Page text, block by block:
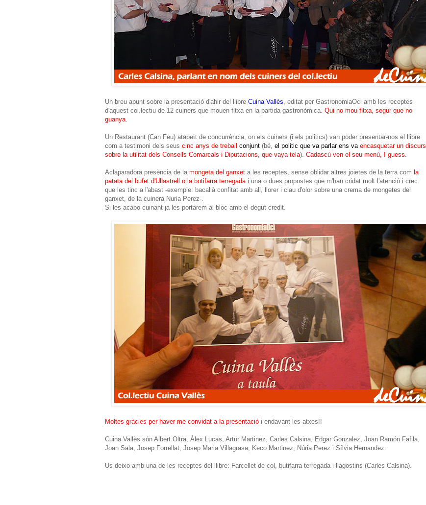
Un breu apunt sobre la presentació d'ahir del llibre Cuina Vallès , editat per GastronomiaOci amb les receptes
d'aquest col.lectiu de 12 cuiners que mouen fitxa en la partida gastronòmica. Qui no mou fitxa, segur que no
guanya.
Un Restaurant (Can Feu) atapeït de concurrència, on els cuiners (i els politics) van poder presentar-nos el llibre
com a testimoni dels seus cinc anys de treball conjunt (bé, el politic que va parlar ens va encasquetar un discurs
sobre la utilitat dels Consells Comarcals i Diputacions, que vaya tela). Cadascú ven el seu menú, I guess.
Aclaparadora presència de la mongeta del ganxet a les receptes, sense oblidar altres joietes de la terra com la
patata del bufet d'Ullastrell o la botifarra terregada i una o dues propostes que m'han cridat molt l'atenció i crec
que les tinc a l'abast -exemple: bacallà confitat amb all, llorer i clau d'olor sobre una crema de mongetes del
ganxet, de la cuinera Nuria Perez-.
Si les acabo cuinant ja les portarem al bloc amb el degut credit.
Moltes gràcies per haver-me convidat a la presentació i endavant les atxes!!
Cuina Vallès són Albert Oltra, Àlex Lucas, Artur Martinez, Carles Calsina, Edgar Gonzalez, Joan Ramón Fafila,
Joan Sala, Josep Forrellat, Josep Maria Villagrasa, Keco Martinez, Núria Perez i Sílvia Hernandez.
Us deixo amb una de les receptes del llibre: Farcellet de col, butifarra terregada i llagostins (Carles Calsina).